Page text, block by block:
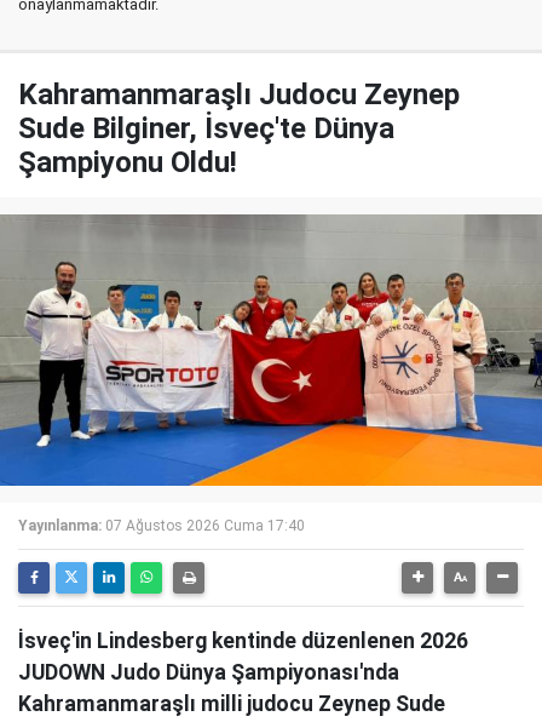
onaylanmamaktadır.
Kahramanmaraşlı Judocu Zeynep
Sude Bilginer, İsveç'te Dünya
Şampiyonu Oldu!
Yayınlanma: 07 Ağustos 2026 Cuma 17:40
İsveç'in Lindesberg kentinde düzenlenen 2026
JUDOWN Judo Dünya Şampiyonası'nda
Kahramanmaraşlı milli judocu Zeynep Sude